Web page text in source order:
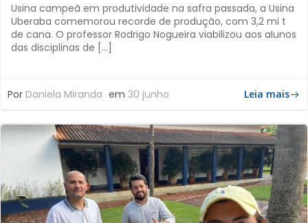
Usina campeã em produtividade na safra passada, a Usina
Uberaba comemorou recorde de produção, com 3,2 mi t
de cana. O professor Rodrigo Nogueira viabilizou aos alunos
das disciplinas de […]
Por Daniela Miranda em 30 junho Leia mais